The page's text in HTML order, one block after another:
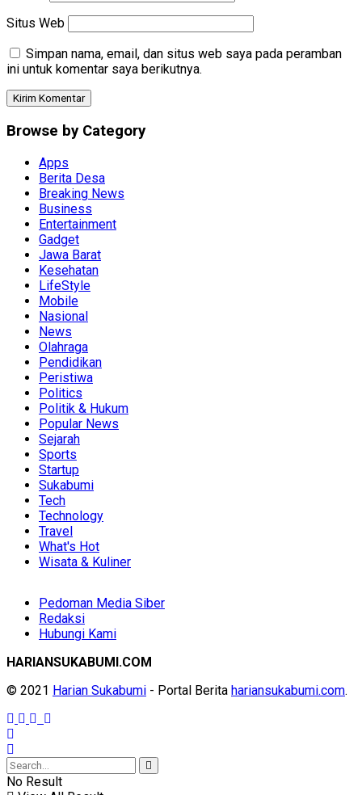
Situs Web
Simpan nama, email, dan situs web saya pada peramban
ini untuk komentar saya berikutnya.
Browse by Category
Apps
Berita Desa
Breaking News
Business
Entertainment
Gadget
Jawa Barat
Kesehatan
LifeStyle
Mobile
Nasional
News
Olahraga
Pendidikan
Peristiwa
Politics
Politik & Hukum
Popular News
Sejarah
Sports
Startup
Sukabumi
Tech
Technology
Travel
What's Hot
Wisata & Kuliner
Pedoman Media Siber
Redaksi
Hubungi Kami
HARIANSUKABUMI.COM
© 2021 Harian Sukabumi - Portal Berita hariansukabumi.com.
No Result